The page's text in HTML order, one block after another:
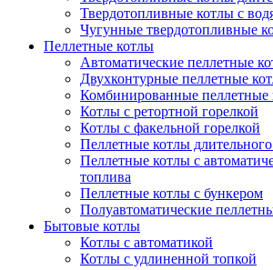
Твердотопливные котлы с
Чугунные твердотопливные
Пеллетные котлы
Автоматические пеллетные
Двухконтурные пеллетные
Комбинированные пеллетные
Котлы с ретортной горелкой
Котлы с факельной горелкой
Пеллетные котлы
Пеллетные котлы с
топлива
Пеллетные котлы с бункером
Полуавтоматические
Бытовые котлы
Котлы с автоматикой
Котлы с удлиненной топкой